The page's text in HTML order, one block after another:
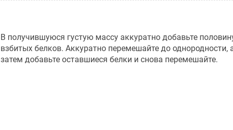
В получившуюся густую массу аккуратно добавьте
взбитых белков. Аккуратно перемешайте до однородности,
затем добавьте оставшиеся белки и снова перемешайте.